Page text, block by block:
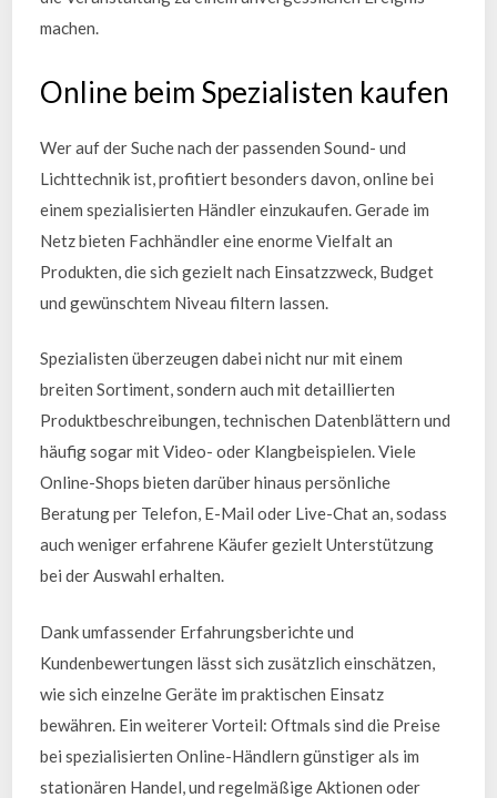
machen.
Online beim Spezialisten kaufen
Wer auf der Suche nach der passenden Sound- und
Lichttechnik ist, profitiert besonders davon, online bei
einem spezialisierten Händler einzukaufen. Gerade im
Netz bieten Fachhändler eine enorme Vielfalt an
Produkten, die sich gezielt nach Einsatzzweck, Budget
und gewünschtem Niveau filtern lassen.
Spezialisten überzeugen dabei nicht nur mit einem
breiten Sortiment, sondern auch mit detaillierten
Produktbeschreibungen, technischen Datenblättern und
häufig sogar mit Video- oder Klangbeispielen. Viele
Online-Shops bieten darüber hinaus persönliche
Beratung per Telefon, E-Mail oder Live-Chat an, sodass
auch weniger erfahrene Käufer gezielt Unterstützung
bei der Auswahl erhalten.
Dank umfassender Erfahrungsberichte und
Kundenbewertungen lässt sich zusätzlich einschätzen,
wie sich einzelne Geräte im praktischen Einsatz
bewähren. Ein weiterer Vorteil: Oftmals sind die Preise
bei spezialisierten Online-Händlern günstiger als im
stationären Handel, und regelmäßige Aktionen oder